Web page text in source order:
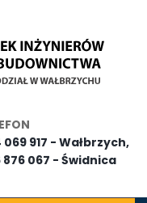
069 917 - Wałbrzych,
876 067 - Świdnica